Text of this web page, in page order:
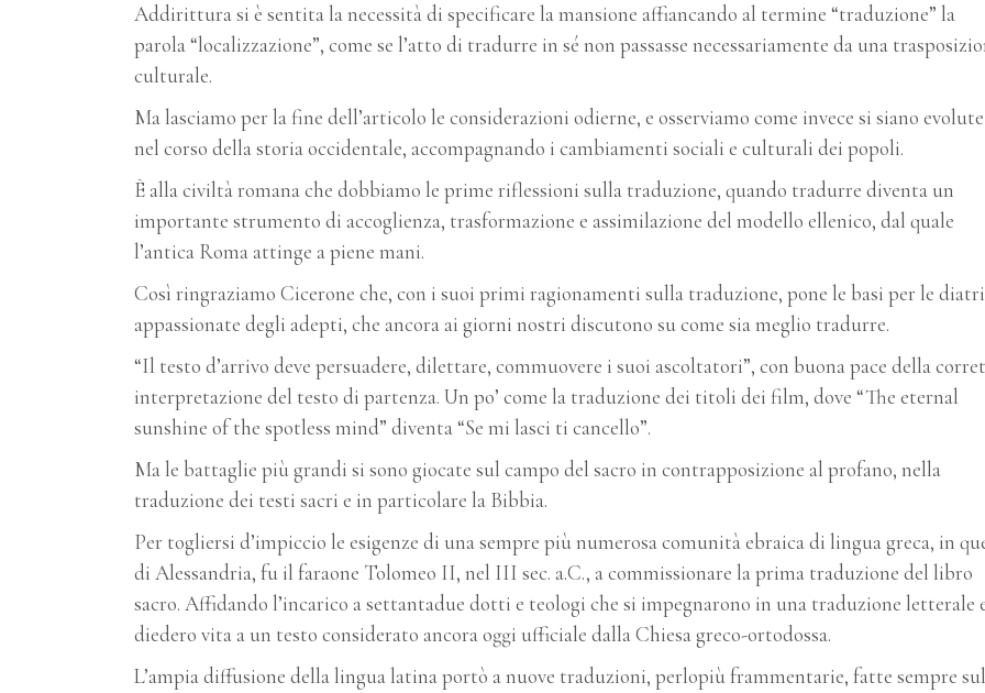
Addirittura si è sentita la necessità di specificare la mansione affiancando al termine “traduzione” la
parola “localizzazione”, come se l’atto di tradurre in sé non passasse necessariamente da una
culturale.
Ma lasciamo per la fine dell’articolo le considerazioni odierne, e osserviamo come invece si siano evolute
nel corso della storia occidentale, accompagnando i cambiamenti sociali e culturali dei popoli.
È alla civiltà romana che dobbiamo le prime riflessioni sulla traduzione, quando tradurre diventa un
importante strumento di accoglienza, trasformazione e assimilazione del modello ellenico, dal quale
l’antica Roma attinge a piene mani.
Così ringraziamo Cicerone che, con i suoi primi ragionamenti sulla traduzione, pone le basi per le
appassionate degli adepti, che ancora ai giorni nostri discutono su come sia meglio tradurre.
“Il testo d’arrivo deve persuadere, dilettare, commuovere i suoi ascoltatori”, con buona pace della
interpretazione del testo di partenza. Un po’ come la traduzione dei titoli dei film, dove “The eternal
sunshine of the spotless mind” diventa “Se mi lasci ti cancello”.
Ma le battaglie più grandi si sono giocate sul campo del sacro in contrapposizione al profano, nella
traduzione dei testi sacri e in particolare la Bibbia.
Per togliersi d’impiccio le esigenze di una sempre più numerosa comunità ebraica di lingua greca, in
di Alessandria, fu il faraone Tolomeo II, nel III sec. a.C., a commissionare la prima traduzione del libro
sacro. Affidando l’incarico a settantadue dotti e teologi che si impegnarono in una traduzione letterale
diedero vita a un testo considerato ancora oggi ufficiale dalla Chiesa greco-ortodossa.
L’ampia diffusione della lingua latina portò a nuove traduzioni, perlopiù frammentarie, fatte sempre